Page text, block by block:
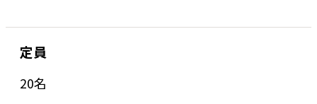
定員
20名